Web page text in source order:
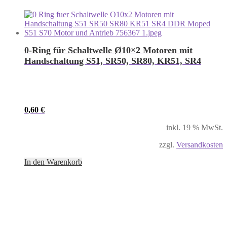
0-Ring für Schaltwelle Ø10×2 Motoren mit
Handschaltung S51, SR50, SR80, KR51, SR4
0,60 €
inkl. 19 % MwSt.
zzgl. Versandkosten
In den Warenkorb